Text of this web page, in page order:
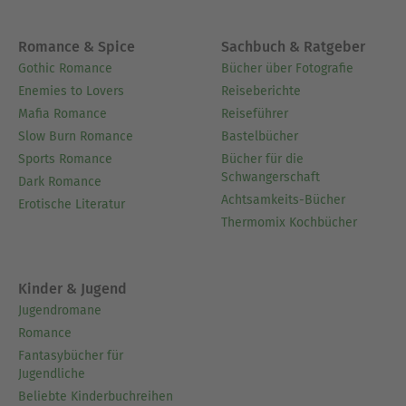
Romance & Spice
Gothic Romance
Enemies to Lovers
Mafia Romance
Slow Burn Romance
Sports Romance
Dark Romance
Erotische Literatur
Sachbuch & Ratgeber
Bücher über Fotografie
Reiseberichte
Reiseführer
Bastelbücher
Bücher für die
Schwangerschaft
Achtsamkeits-Bücher
Thermomix Kochbücher
Kinder & Jugend
Jugendromane
Romance
Fantasybücher für
Jugendliche
Beliebte Kinderbuchreihen